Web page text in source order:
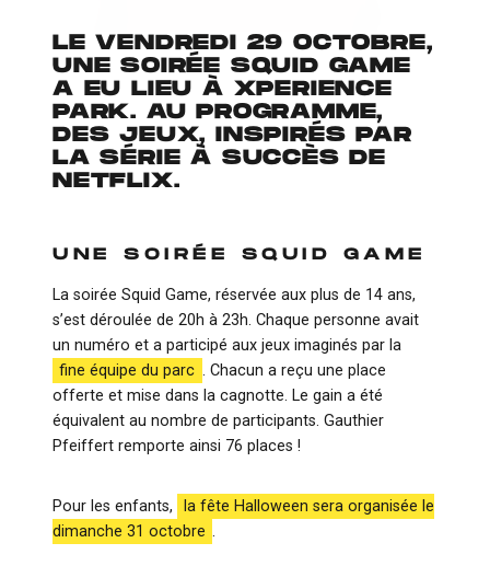
LE VENDREDI 29 OCTOBRE,
UNE SOIRÉE SQUID GAME
A EU LIEU À XPERIENCE
PARK. AU PROGRAMME,
DES JEUX, INSPIRÉS PAR
LA SÉRIE À SUCCÈS DE
NETFLIX.
UNE SOIRÉE SQUID GAME
La soirée Squid Game, réservée aux plus de 14 ans,
s’est déroulée de 20h à 23h. Chaque personne avait
un numéro et a participé aux jeux imaginés par la
fine équipe du parc . Chacun a reçu une place
offerte et mise dans la cagnotte. Le gain a été
équivalent au nombre de participants. Gauthier
Pfeiffert remporte ainsi 76 places !
Pour les enfants,
la fête Halloween sera organisée le
dimanche 31 octobre .